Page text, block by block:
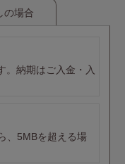
の場合
。納期はご入金・入
、5MBを超える場